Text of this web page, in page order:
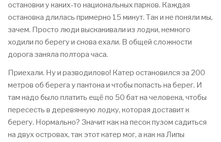
остановки у каких-то национальных парков. Каждая
остановка длилась примерно 15 минут. Так и не поняли мы,
зачем. Просто люди выскакивали из лодки, немного
ходили по берегу и снова ехали. В общей сложности
дорога заняла полтора часа.
Приехали. Ну и разводилово! Катер остановился за 200
метров об берега у пантона и чтобы попасть на берег. И
там надо было платить ещё по 50 бат на человека, чтобы
пересесть в деревянную лодку, которая доставит к
берегу. Нормально? Значит как на песок пузом садиться
на двух островах, так этот катер мог, а как на Липы